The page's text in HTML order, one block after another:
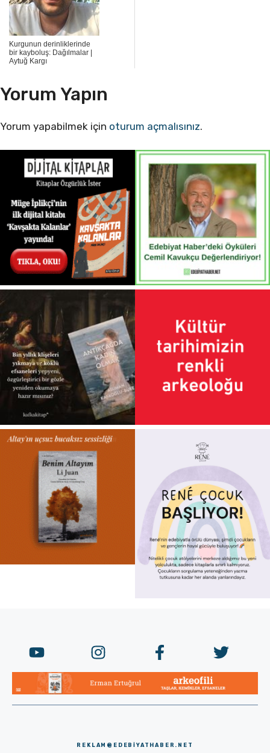
Kurgunun derinliklerinde
bir kayboluş: Dağılmalar |
Aytuğ Kargı
Yorum Yapın
Yorum yapabilmek için oturum açmalısınız.
REKLAM@EDEBIYATHABER.NET